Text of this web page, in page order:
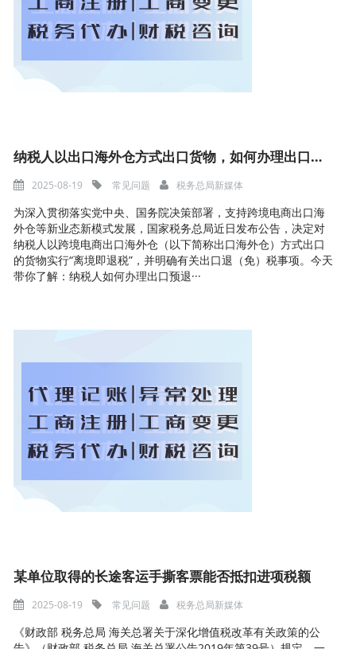
纳税人以出口海外仓方式出口货物，如何办理出口预退税核算
2025-08-19 常见问题 税务总局新媒体
为深入贯彻落实党中央、国务院决策部署，支持跨境电商出口海
外仓等新业态新模式发展，国家税务总局近日发布公告，决定对
纳税人以跨境电商出口海外仓（以下简称出口海外仓）方式出口
的货物实行“离境即退税”，并明确有关出口退（免）税事项。今天
带你了解：纳税人如何办理出口预退···
某单位取得的长途客运手撕客票能否抵扣进项税额
2025-08-19 常见问题 税务总局新媒体
《财政部 税务总局 海关总署关于深化增值税改革有关政策的公